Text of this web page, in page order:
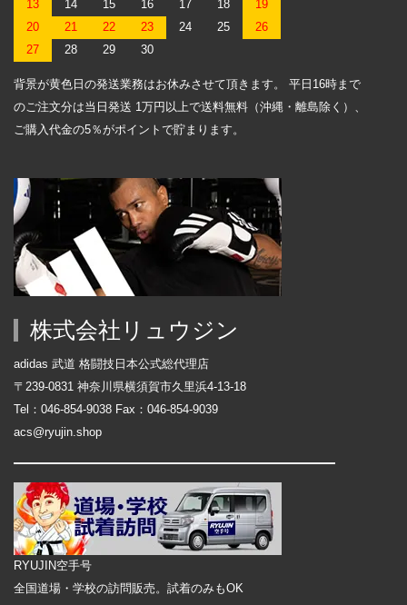
株式会社リュウジン
adidas 武道 格闘技日本公式総代理店
〒239-0831 神奈川県横須賀市久里浜4-13-18
Tel：046-854-9038 Fax：046-854-9039
acs@ryujin.shop
RYUJIN空手号
全国道場・学校の訪問販売。試着のみもOK
13
14 15 16 17 18
19
20
21 22 23 24 25
26
27
28 29 30
背景が黄色日の発送業務はお休みさせて頂きます。 平日16時まで
のご注文分は当日発送 1万円以上で送料無料（沖縄・離島除く）、
ご購入代金の5％がポイントで貯まります。